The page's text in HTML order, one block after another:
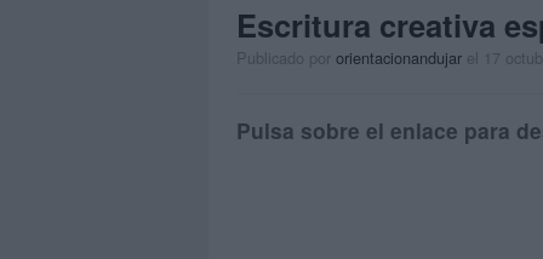
Escritura creativa
Publicado por orientacionandujar el 17
Pulsa sobre el enlace para